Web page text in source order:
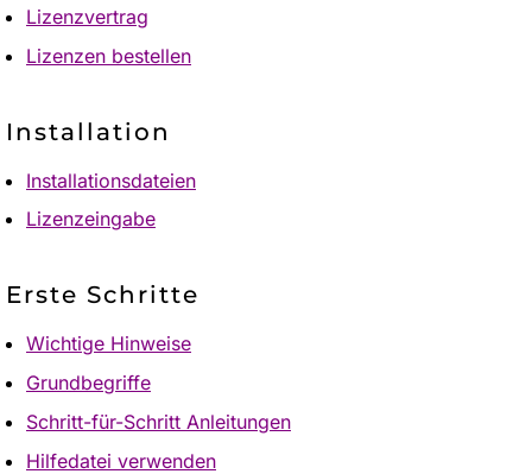
Lizenzvertrag
Lizenzen bestellen
Installation
Installationsdateien
Lizenzeingabe
Erste Schritte
Wichtige Hinweise
Grundbegriffe
Schritt-für-Schritt Anleitungen
Hilfedatei verwenden